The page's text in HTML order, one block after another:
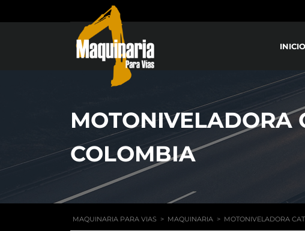
INICIO
MOTONIVELADORA
COLOMBIA
MAQUINARIA PARA VIAS > MAQUINARIA > MOTONIVELADORA